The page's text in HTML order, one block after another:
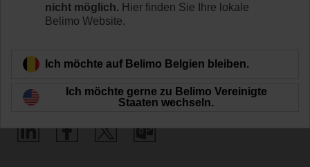
nicht möglich. Hier finden Sie Ihre lokale
Belimo Website.
Ich möchte auf Belimo Belgien bleiben.
Ich möchte gerne zu Belimo Vereinigte
Staaten wechseln.